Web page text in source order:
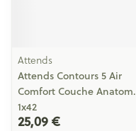
Attends
Attends Contours 5 Air
Comfort Couche Anatom.
1x42
25,09 €